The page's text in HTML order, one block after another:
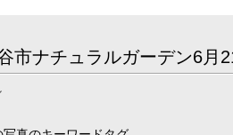
市ナチュラルガーデン6月